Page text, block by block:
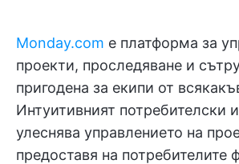
Monday.com е платформа за
проекти, проследяване и
пригодена за екипи от
Интуитивният потребителски
улеснява управлението на
предоставя на потребителите